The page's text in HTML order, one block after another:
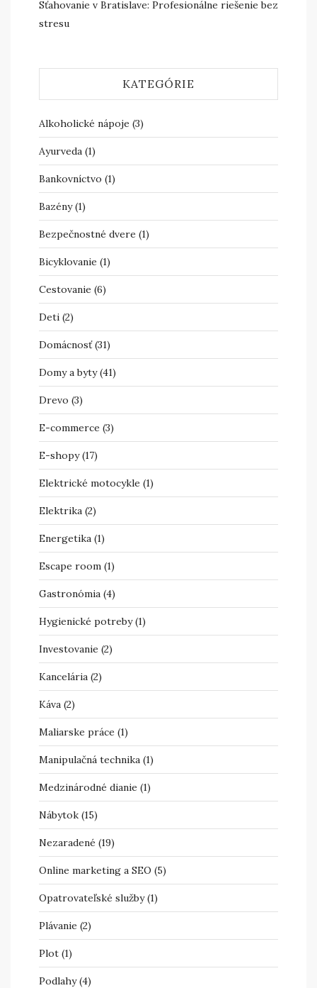
Sťahovanie v Bratislave: Profesionálne riešenie bez
stresu
KATEGÓRIE
Alkoholické nápoje (3)
Ayurveda (1)
Bankovníctvo (1)
Bazény(1)
Bezpečnostné dvere (1)
Bicyklovanie (1)
Cestovanie (6)
Deti (2)
Domácnosť(31)
Domy a byty(41)
Drevo (3)
E-commerce (3)
E-shopy(17)
Elektrické motocykle (1)
Elektrika (2)
Energetika (1)
Escape room (1)
Gastronómia (4)
Hygienické potreby(1)
Investovanie (2)
Kancelária (2)
Káva (2)
Maliarske práce (1)
Manipulačná technika (1)
Medzinárodné dianie (1)
Nábytok (15)
Nezaradené (19)
Online marketing a SEO (5)
Opatrovateľské služby(1)
Plávanie (2)
Plot (1)
Podlahy(4)